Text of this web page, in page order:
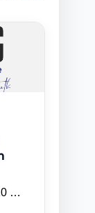
4 Route de Beaucaire 30210 Remoulins